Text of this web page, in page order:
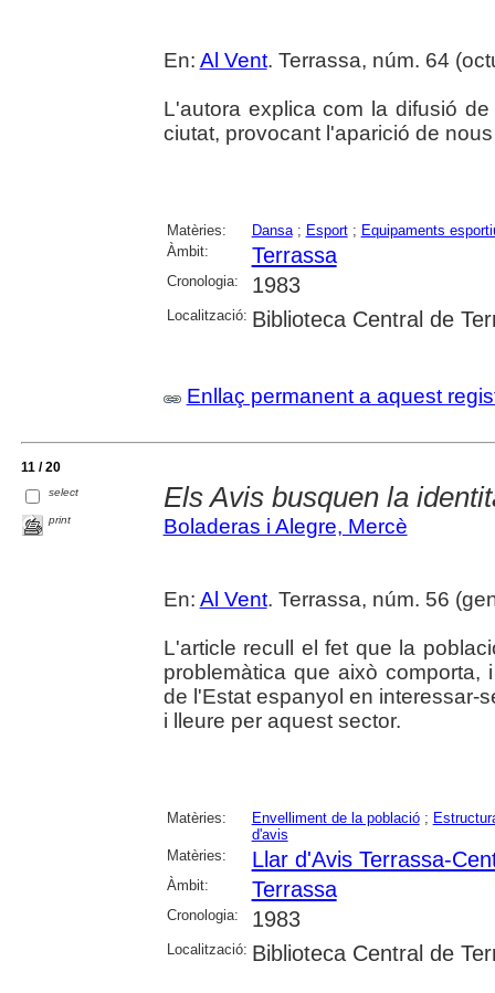
En: Al Vent. Terrassa, núm. 64
L'autora explica com la difusió
ciutat, provocant l'aparició de
Matèries: Dansa; Esport; Equipaments
Àmbit:
Terrassa
Cronologia: 1983
Localització: Biblioteca Central de
Enllaç permanent a aquest
11 / 20
select
print
Els Avis busquen la
Boladeras i Alegre, Mercè
En: Al Vent. Terrassa, núm. 56
L'article recull el fet que la
problemàtica que això
de l'Estat espanyol en interessar-
i lleure per aquest sector.
Matèries: Envelliment de la població;
d'avis
Matèries:
Llar d'Avis Terrassa-
Àmbit: Terrassa
Cronologia: 1983
Localització: Biblioteca Central de